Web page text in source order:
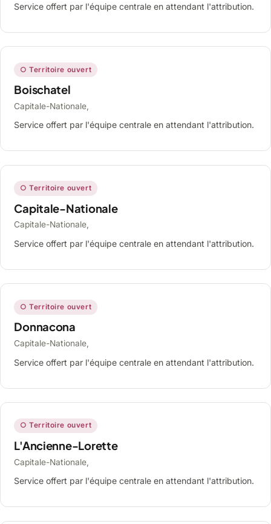
Service offert par l'équipe centrale en attendant l'attribution.
○ Territoire ouvert
Boischatel
Capitale-Nationale,
Service offert par l'équipe centrale en attendant l'attribution.
○ Territoire ouvert
Capitale-Nationale
Capitale-Nationale,
Service offert par l'équipe centrale en attendant l'attribution.
○ Territoire ouvert
Donnacona
Capitale-Nationale,
Service offert par l'équipe centrale en attendant l'attribution.
○ Territoire ouvert
L'Ancienne-Lorette
Capitale-Nationale,
Service offert par l'équipe centrale en attendant l'attribution.